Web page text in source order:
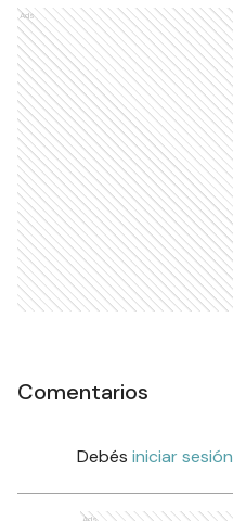
Ads
Comentarios
Debés iniciar sesión